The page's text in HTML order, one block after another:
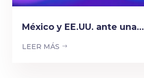
México y EE.UU. ante una...
LEER MÁS